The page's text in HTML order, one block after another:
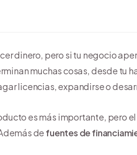
dinero, pero si tu negocio
muchas cosas, desde tu
licencias, expandirse o
es más importante, pero
de fuentes de